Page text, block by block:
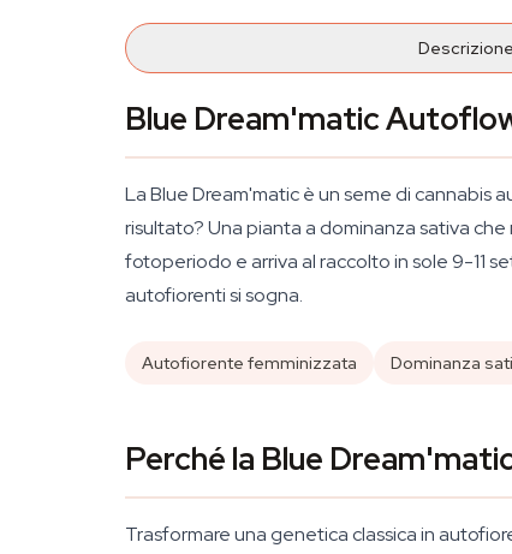
Descrizione
Blue Dream'matic
La Blue Dream'matic è un seme di cannabis
risultato? Una pianta a dominanza sativa
fotoperiodo e arriva al raccolto in sole 9-11
autofiorenti si sogna.
Autofiorente femminizzata Dominanza
Perché la Blue
Trasformare una genetica classica in